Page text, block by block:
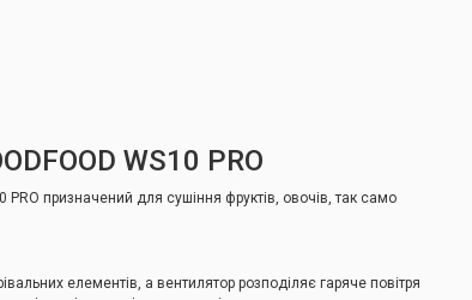
WS10 PRO
призначений для сушіння фруктів, овочів, так само
елементів, а вентилятор розподіляє гаряче повітря